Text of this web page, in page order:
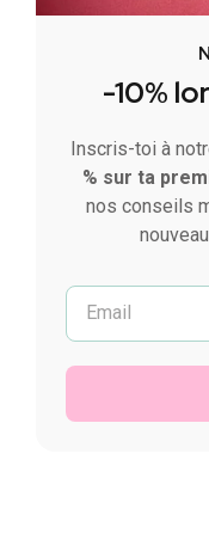
-10%
Inscris-toi à
% sur ta
nos conseils